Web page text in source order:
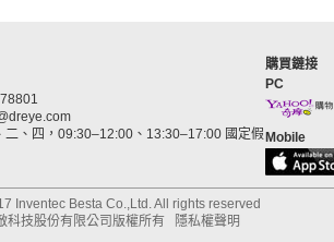
二、四，09:30–12:00、13:30–17:00 國定假
購買鏈接
PC
Mobile
Inventec Besta Co.,Ltd. All rights reserved
科技股份有限公司版權所有
隱私權聲明